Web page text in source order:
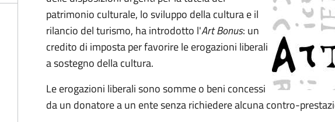
patrimonio culturale, lo sviluppo della cultura e il
rilancio del turismo, ha introdotto l'Art Bonus: un
credito di imposta per favorire le erogazioni liberali
a sostegno della cultura.
Le erogazioni liberali sono somme o beni concessi
da un donatore a un ente senza richiedere alcuna contro-